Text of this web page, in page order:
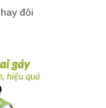
đôi